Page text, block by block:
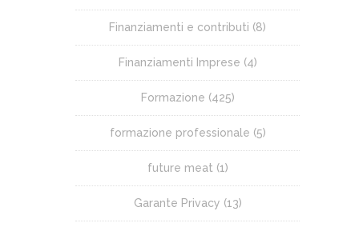
Finanziamenti e contributi (8)
Finanziamenti Imprese (4)
Formazione (425)
formazione professionale (5)
future meat (1)
Garante Privacy (13)